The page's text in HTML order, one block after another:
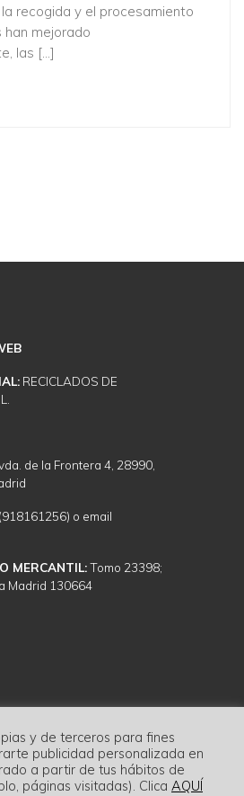
recogida y el procesamiento
mejorado
las […]
RECICLADOS DE
de la Frontera 4, 28990,
o email
MERCANTIL:Tomo 23398;
Madrid 130664
y de terceros para fines
publicidad personalizada en
a partir de tus hábitos de
páginas visitadas). Clica AQUÍ